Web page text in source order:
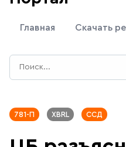
Главная Скачать
781-П XBRL ССД